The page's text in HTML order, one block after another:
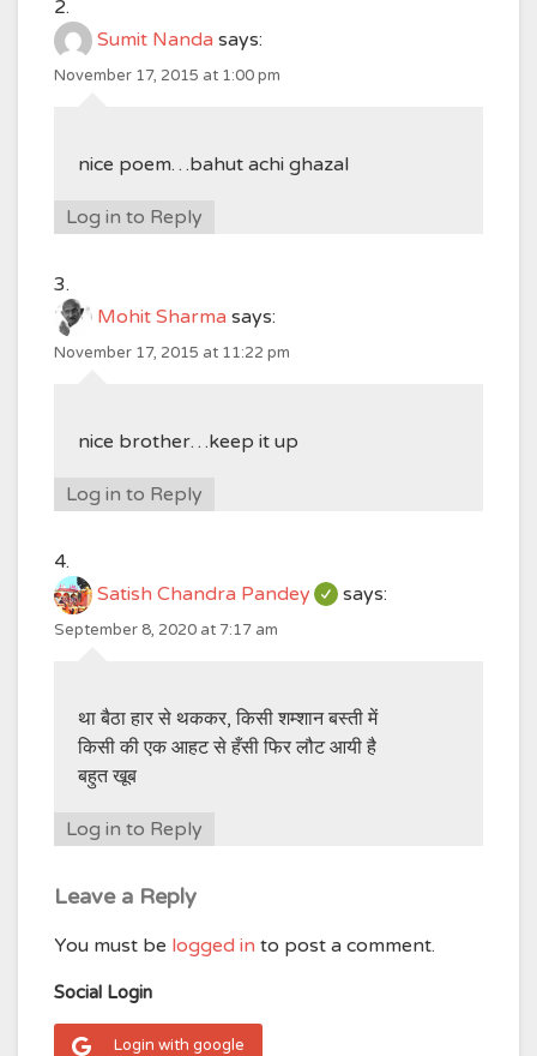
Sumit Nanda says:
November 17, 2015 at 1:00 pm
nice poem…bahut achi ghazal
Log in to Reply
Mohit Sharma says:
November 17, 2015 at 11:22 pm
nice brother…keep it up
Log in to Reply
Satish Chandra Pandey says:
September 8, 2020 at 7:17 am
था बैठा हार से थककर, किसी शम्शान बस्ती में
किसी की एक आहट से हँसी फिर लौट आयी है
बहुत खूब
Log in to Reply
Leave a Reply
You must be logged in to post a comment.
Social Login
Login with google